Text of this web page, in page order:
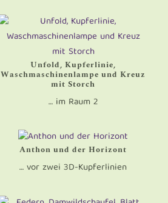
Unfold, Kupferlinie,
Waschmaschinenlampe und Kreuz
mit Storch
… im Raum 2
Anthon und der Horizont
… vor zwei 3D-Kupferlinien